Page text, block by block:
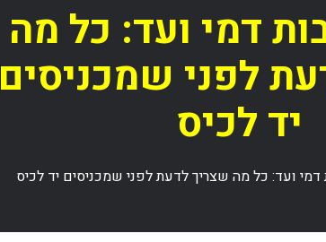
דמי ועד: כל מה
לפני שמכניסים
יד לכיס
דמי ועד: כל מה שצריך לדעת לפני שמכניסים יד לכיס